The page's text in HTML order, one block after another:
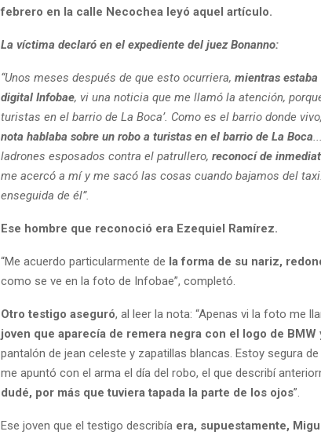
febrero en la calle Necochea leyó aquel artículo.
La víctima declaró en el expediente del juez Bonanno:
“Unos meses después de que esto ocurriera, mientras
digital Infobae, vi una noticia que me llamó la atención,
turistas en el barrio de La Boca’. Como es el barrio donde
nota hablaba sobre un robo a turistas en el barrio de La Boca
ladrones esposados contra el patrullero, reconocí de
me acercó a mí y me sacó las cosas cuando bajamos del
enseguida de él”.
Ese hombre que reconoció era Ezequiel Ramírez.
“Me acuerdo particularmente de la forma de su nariz,
como se ve en la foto de Infobae”, completó.
Otro testigo aseguró, al leer la nota: “Apenas vi la foto me
joven que aparecía de remera negra con el logo de
pantalón de jean celeste y zapatillas blancas. Estoy segura
me apuntó con el arma el día del robo, el que describí
dudé, por más que tuviera tapada la parte de los ojos”.
Ese joven que el testigo describía era, supuestamente,